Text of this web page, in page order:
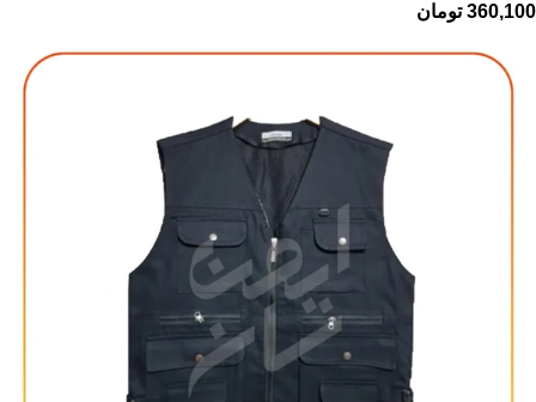
360,100 تومان